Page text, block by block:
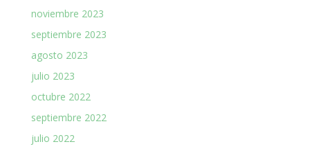
noviembre 2023
septiembre 2023
agosto 2023
julio 2023
octubre 2022
septiembre 2022
julio 2022